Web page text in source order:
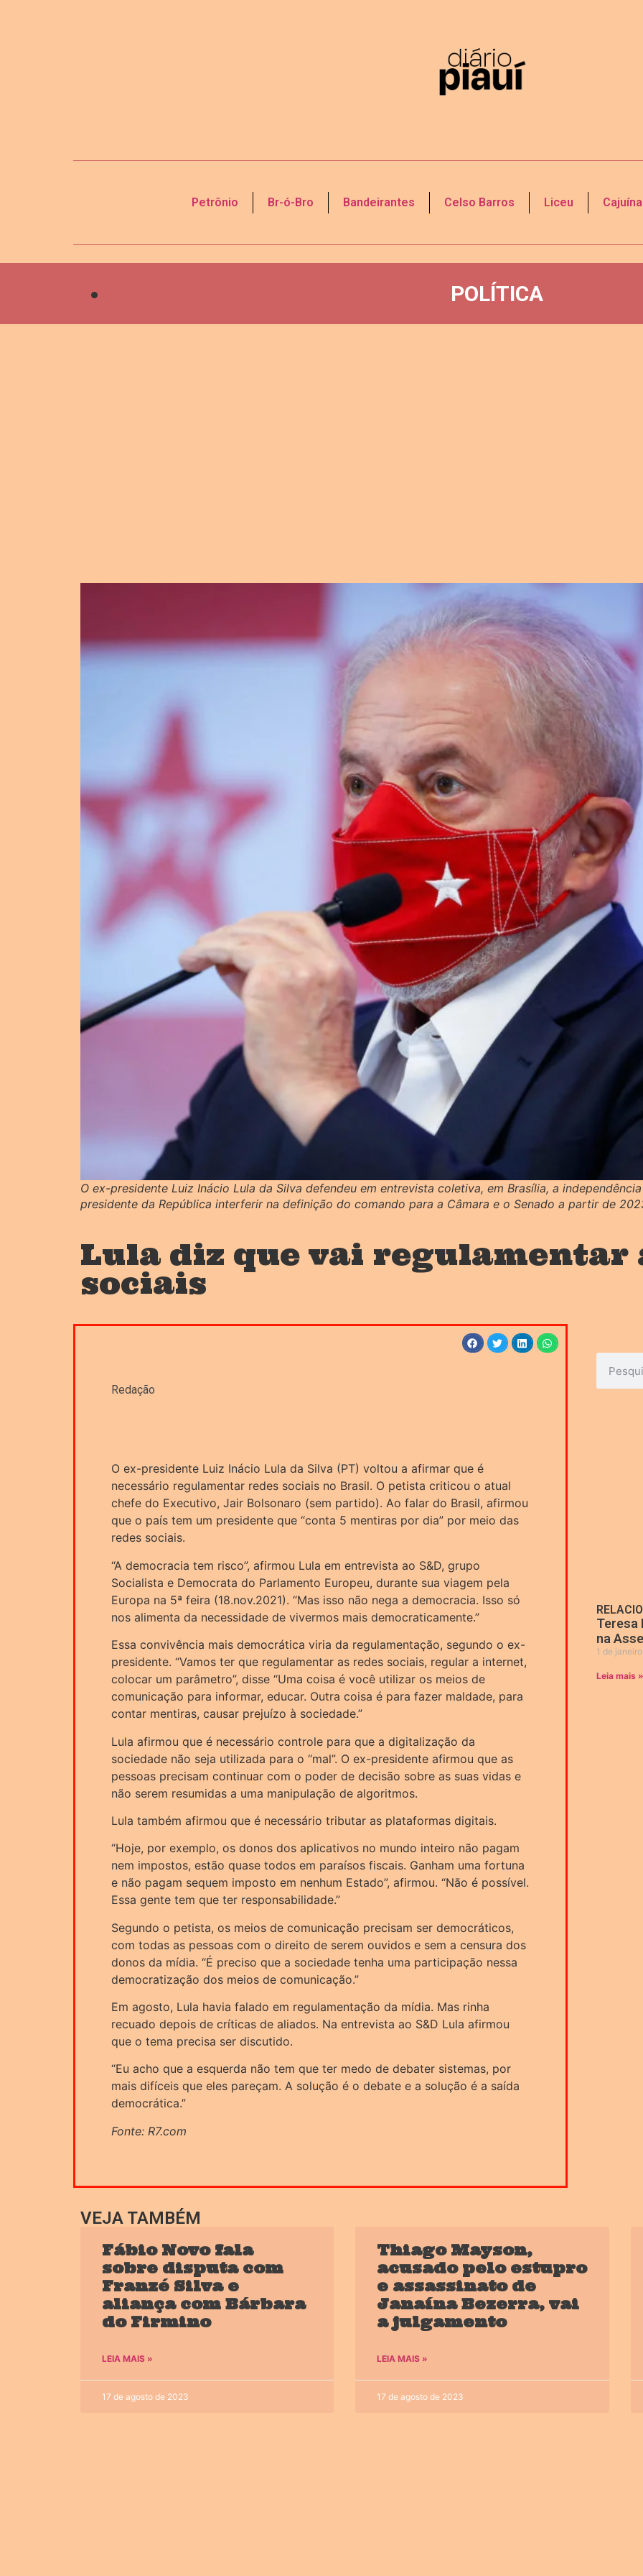
Petrônio Br-ó-Bro Bandeirantes Celso Barros Liceu Cajuína
POLÍTICA
O ex-presidente Luiz Inácio Lula da Silva defendeu em entrevista coletiva, em Brasília, a
presidente da República interferir na definição do comando para a Câmara e o Senado a partir de
Lula diz que vai regulamentar
sociais
Redação
O ex-presidente Luiz Inácio Lula da Silva (PT) voltou a afirmar que é
necessário regulamentar redes sociais no Brasil. O petista criticou o atual
chefe do Executivo, Jair Bolsonaro (sem partido). Ao falar do Brasil, afirmou
que o país tem um presidente que “conta 5 mentiras por dia” por meio das
redes sociais.
“A democracia tem risco”, afirmou Lula em entrevista ao S&D, grupo
Socialista e Democrata do Parlamento Europeu, durante sua viagem pela
Europa na 5ª feira (18.nov.2021). “Mas isso não nega a democracia. Isso só
nos alimenta da necessidade de vivermos mais democraticamente.”
Essa convivência mais democrática viria da regulamentação, segundo o ex-
presidente. “Vamos ter que regulamentar as redes sociais, regular a internet,
colocar um parâmetro”, disse “Uma coisa é você utilizar os meios de
comunicação para informar, educar. Outra coisa é para fazer maldade, para
contar mentiras, causar prejuízo à sociedade.”
Lula afirmou que é necessário controle para que a digitalização da
sociedade não seja utilizada para o “mal”. O ex-presidente afirmou que as
pessoas precisam continuar com o poder de decisão sobre as suas vidas e
não serem resumidas a uma manipulação de algoritmos.
Lula também afirmou que é necessário tributar as plataformas digitais.
“Hoje, por exemplo, os donos dos aplicativos no mundo inteiro não pagam
nem impostos, estão quase todos em paraísos fiscais. Ganham uma fortuna
e não pagam sequem imposto em nenhum Estado”, afirmou. “Não é possível.
Essa gente tem que ter responsabilidade.”
Segundo o petista, os meios de comunicação precisam ser democráticos,
com todas as pessoas com o direito de serem ouvidos e sem a censura dos
donos da mídia. “É preciso que a sociedade tenha uma participação nessa
democratização dos meios de comunicação.”
Em agosto, Lula havia falado em regulamentação da mídia. Mas rinha
recuado depois de críticas de aliados. Na entrevista ao S&D Lula afirmou
que o tema precisa ser discutido.
“Eu acho que a esquerda não tem que ter medo de debater sistemas, por
mais difíceis que eles pareçam. A solução é o debate e a solução é a saída
democrática.”
Fonte: R7.com
Teresa
na
1 de
Leia mais »
VEJA TAMBÉM
Fábio Novo fala
sobre disputa com
Franzé Silva e
aliança com Bárbara
do Firmino
LEIA MAIS »
17 de agosto de 2023
Thiago Mayson,
acusado pelo estupro
e assassinato de
Janaína Bezerra, vai
a julgamento
LEIA MAIS »
17 de agosto de 2023